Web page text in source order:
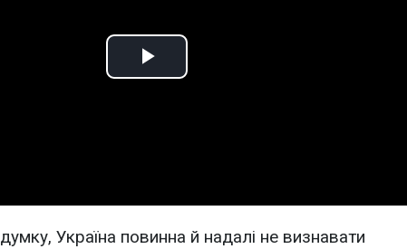
Play
Україна повинна й надалі не визнавати